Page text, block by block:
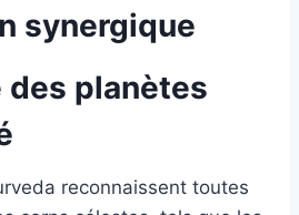
synergique
des planètes
reconnaissent toutes